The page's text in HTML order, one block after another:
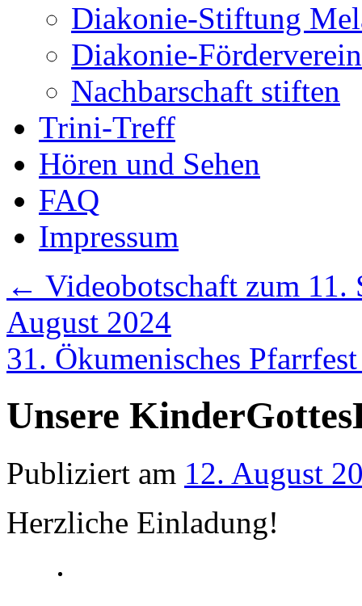
Diakonie-Stiftung
Diakonie-
Nachbarschaft stiften
Trini-Treff
Hören und Sehen
FAQ
Impressum
← Videobotschaft zum 11.
August 2024
31. Ökumenisches
Unsere
Publiziert am 12. August
Herzliche Einladung!